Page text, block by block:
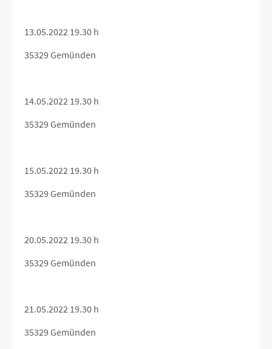
13.05.2022 19.30 h
35329 Gemünden
14.05.2022 19.30 h
35329 Gemünden
15.05.2022 19.30 h
35329 Gemünden
20.05.2022 19.30 h
35329 Gemünden
21.05.2022 19.30 h
35329 Gemünden